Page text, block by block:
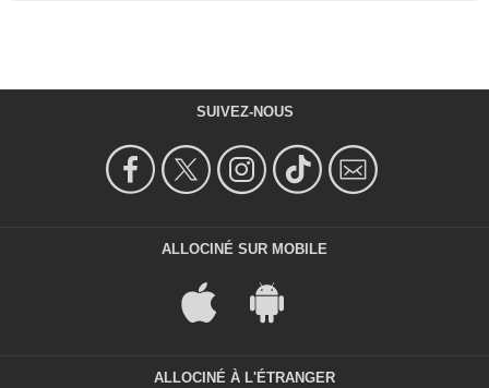
SUIVEZ-NOUS
ALLOCINÉ SUR MOBILE
ALLOCINÉ À L'ÉTRANGER